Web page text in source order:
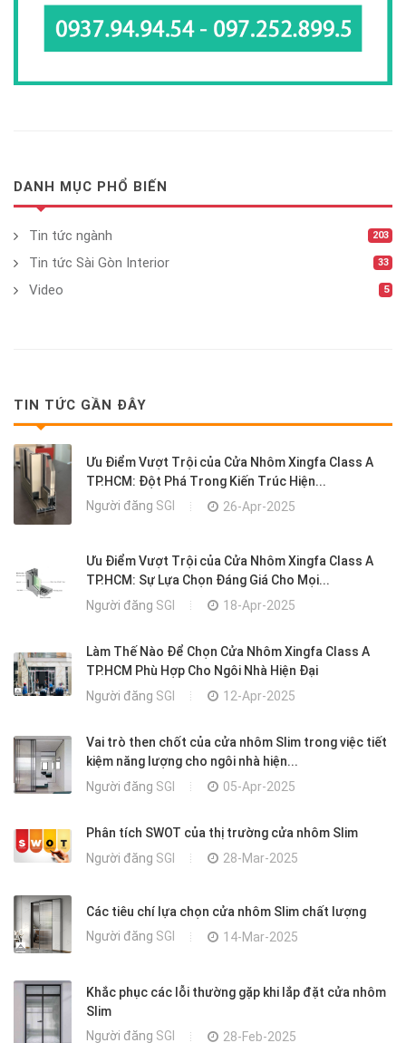
DANH MỤC PHỔ BIẾN
Tin tức ngành 203
Tin tức Sài Gòn Interior 33
Video 5
TIN TỨC GẦN ĐÂY
Ưu Điểm Vượt Trội của Cửa Nhôm Xingfa Class A
TP.HCM: Đột Phá Trong Kiến Trúc Hiện...
Người đăng SGI 26-Apr-2025
Ưu Điểm Vượt Trội của Cửa Nhôm Xingfa Class A
TP.HCM: Sự Lựa Chọn Đáng Giá Cho Mọi...
Người đăng SGI 18-Apr-2025
Làm Thế Nào Để Chọn Cửa Nhôm Xingfa Class A
TP.HCM Phù Hợp Cho Ngôi Nhà Hiện Đại
Người đăng SGI 12-Apr-2025
Vai trò then chốt của cửa nhôm Slim trong việc tiết
kiệm năng lượng cho ngôi nhà hiện...
Người đăng SGI 05-Apr-2025
Phân tích SWOT của thị trường cửa nhôm Slim
Người đăng SGI 28-Mar-2025
Các tiêu chí lựa chọn cửa nhôm Slim chất lượng
Người đăng SGI 14-Mar-2025
Khắc phục các lỗi thường gặp khi lắp đặt cửa nhôm
Slim
Người đăng SGI 28-Feb-2025